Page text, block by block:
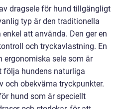
dragsele för hund tillgängligt
typ är den traditionella
att använda. Den ger en
och tryckavlastning. En
ergonomiska sele som är
hundens naturliga
och obekväma tryckpunkter.
hund som är speciellt